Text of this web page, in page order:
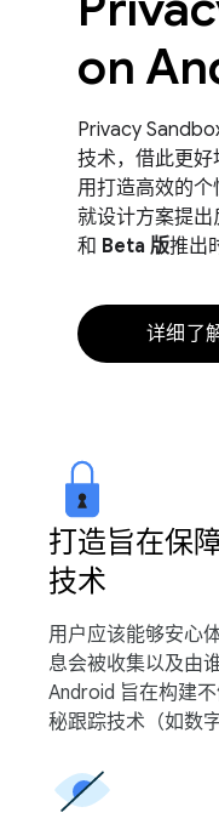
on
Privacy
技术，借此更
用打造高效的
就设计方案提
和 Beta 版推出
详细了
打造旨在保
技术
用户应该能够安心
息会被收集以及由
Android 旨在构建
秘跟踪技术（如数